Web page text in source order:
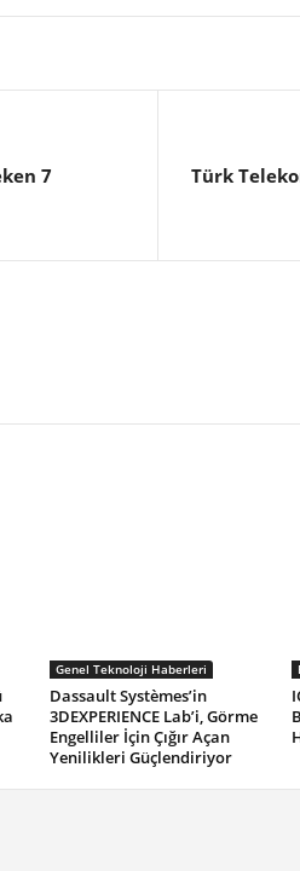
7
Türk
Genel Teknoloji Haberleri
Dassault Systèmes’in
3DEXPERIENCE Lab’i, Görme
Engelliler İçin Çığır Açan
Yenilikleri Güçlendiriyor